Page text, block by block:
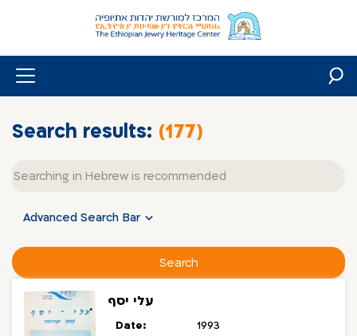
Search results: (177)
Free
Advanced Search Bar
Search
עלי יסף
Date:
1993